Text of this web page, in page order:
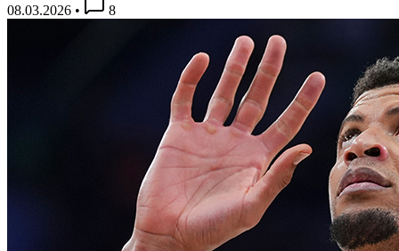
08.03.2026 • 8